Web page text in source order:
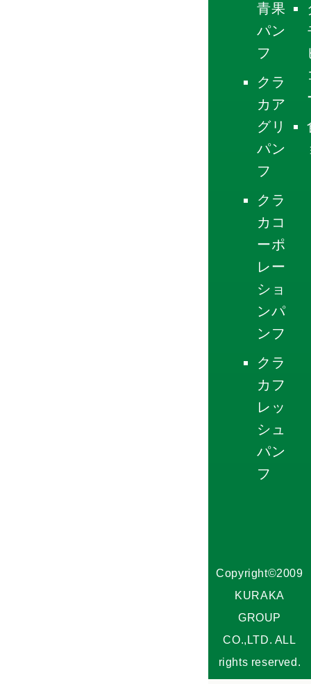
青果
パン
フ
クラ
カア
グリ
パン
フ
クラ
カコ
ーポ
レー
ショ
ンパ
ンフ
クラ
カフ
レッ
シュ
パン
フ
Copyright©2009
KURAKA
GROUP
CO.,LTD. ALL
rights reserved.